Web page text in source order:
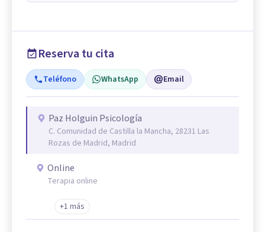
Reserva tu cita
Teléfono WhatsApp Email
Paz Holguin Psicología
C. Comunidad de Castilla la Mancha, 28231 Las
Rozas de Madrid, Madrid
Online
Terapia online
+1 más